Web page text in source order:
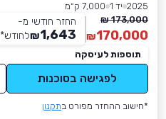
2025 יד 1
7,000 ק״מ
173,000 ₪
170,000
₪
החזר חודשי מ-
1,643
₪לחודש*
תוספות לעיסקה
לפגישה בסוכנות
*חישוב ההחזר מפורט בתקנון